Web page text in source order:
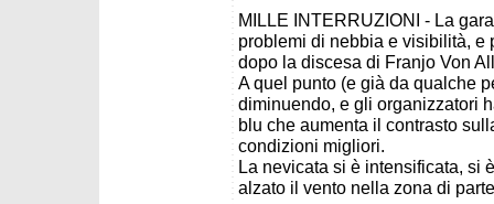
MILLE INTERRUZIONI - La
problemi di nebbia e visibilità, e
dopo la discesa di Franjo Von
A quel punto (e già da qualche
diminuendo, e gli organizzatori
blu che aumenta il contrasto
condizioni migliori.
La nevicata si è intensificata, si
alzato il vento nella zona di